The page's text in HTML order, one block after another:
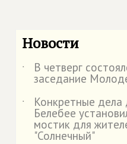
Новости
˙ В четверг
заседание
˙
Конкретные дела
Белебее
мостик для
"Солнечный"